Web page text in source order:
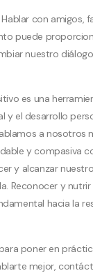
Hablar con amigos,
puede
nuestro
es una
y el desarrollo
a nosotros
y compasiva
y alcanzar
Reconocer y
hacia la
poner en
mejor,